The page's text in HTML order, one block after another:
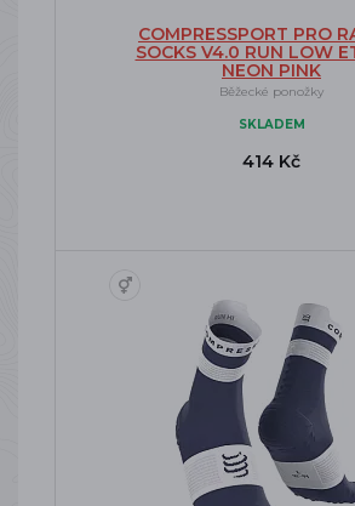
COMPRESSPORT PRO
SOCKS V4.0 RUN LOW
NEON PINK
Běžecké ponožky
SKLADEM
414 Kč